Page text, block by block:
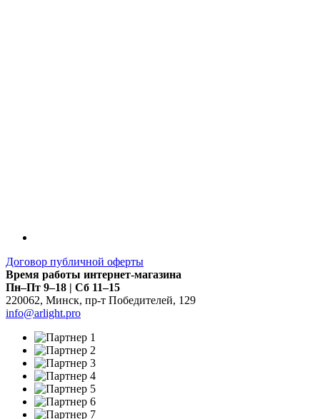
Договор публичной оферты
Время работы интернет-магазина
Пн–Пт 9–18 | Сб 11–15
220062, Минск, пр-т Победителей, 129
info@arlight.pro